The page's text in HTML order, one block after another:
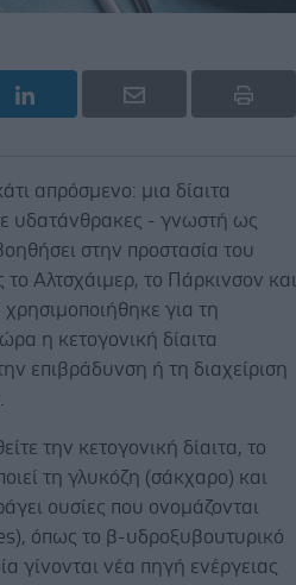
απρόσμενο: μια δίαιτα
υδατάνθρακες - γνωστή ως
στην προστασία του
Αλτσχάιμερ, το Πάρκινσον και
για τη
η κετογονική δίαιτα
επιβράδυνση ή τη διαχείριση
την κετογονική δίαιτα, το
τη γλυκόζη (σάκχαρο) και
ουσίες που ονομάζονται
όπως το β-υδροξυβουτυρικό
νέα πηγή ενέργειας